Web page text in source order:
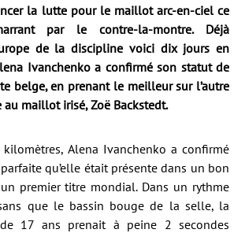
la lutte pour le maillot arc-en-ciel ce
par le contre-la-montre. Déjà
de la discipline voici dix jours en
Ivanchenko a confirmé son statut de
belge, en prenant le meilleur sur l’autre
maillot irisé, Zoë Backstedt.
kilomètres, Alena Ivanchenko a confirmé
qu’elle était présente dans un bon
premier titre mondial. Dans un rythme
que le bassin bouge de la selle, la
17 ans prenait à peine 2 secondes